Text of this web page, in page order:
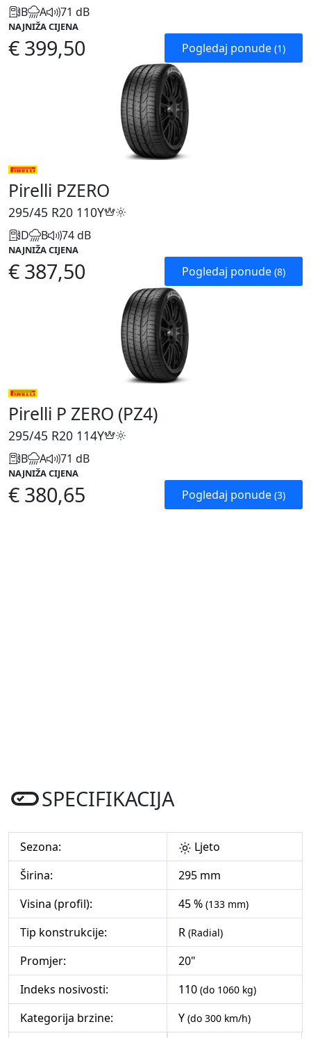
B A 71 dB
NAJNIŽA CIJENA
€ 399,50 Pogledaj ponude (1)
Pirelli PZERO
295/45 R20 110Y
D B 74 dB
NAJNIŽA CIJENA
€ 387,50 Pogledaj ponude (8)
Pirelli P ZERO (PZ4)
295/45 R20 114Y
B A 71 dB
NAJNIŽA CIJENA
€ 380,65 Pogledaj ponude (3)
SPECIFIKACIJA
Sezona:
Ljeto
Širina:
295 mm
Visina (profil):
45 % (133 mm)
Tip konstrukcije: R (Radial)
Promjer:
20"
Indeks nosivosti:
110 (do 1060 kg)
Kategorija brzine: Y (do 300 km/h)